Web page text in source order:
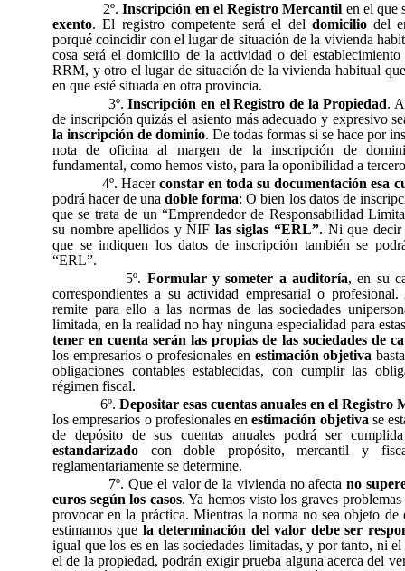
2º.Inscripción en el Registro Mercantil en el que
exento. El registro competente será el del domiciliodel
porqué coincidir con el lugar de situación de la vivienda
cosa será el domicilio de la actividad o del
RRM, y otro el lugar de situación de la vivienda habitual
en que esté situada en otra provincia.
3º.Inscripción en el Registro de la Propiedad.
de inscripción quizás el asiento más adecuado y expresivo
la inscripción de dominio. De todas formas si se hace por
nota de oficina al margen de la inscripción de
fundamental, como hemos visto, para la oponibilidad a
4º. Hacerconstar en toda su documentación esa
podrá hacer de unadoble forma: O bien los datos de
que se trata de un “Emprendedor de Responsabilidad
su nombre apellidos y NIF las siglas “ERL”.Ni que decir
que se indiquen los datos de inscripción también se
“ERL”.
5º. Formular y someter a auditoría, en su
correspondientes a su actividad empresarial o
remite para ello a las normas de las sociedades
limitada, en la realidad no hay ninguna especialidad para
tener en cuenta serán las propias de las sociedades de
los empresarios o profesionales en estimación objetiva
obligaciones contables establecidas, con cumplir las
régimen fiscal.
6º. Depositar esas cuentas anuales en el Registro
los empresarios o profesionales enestimación objetivase
de depósito de sus cuentas anuales podrá ser
estandarizado con doble propósito, mercantil y
reglamentariamente se determine.
7º. Que el valor de la vivienda no afectano
euros según los casos. Ya hemos visto los graves
provocar en la práctica. Mientras la norma no sea objeto de
estimamos que la determinación del valor debe ser
igual que los es en las sociedades limitadas, y por tanto, ni
el de la propiedad, podrán exigir prueba alguna acerca del